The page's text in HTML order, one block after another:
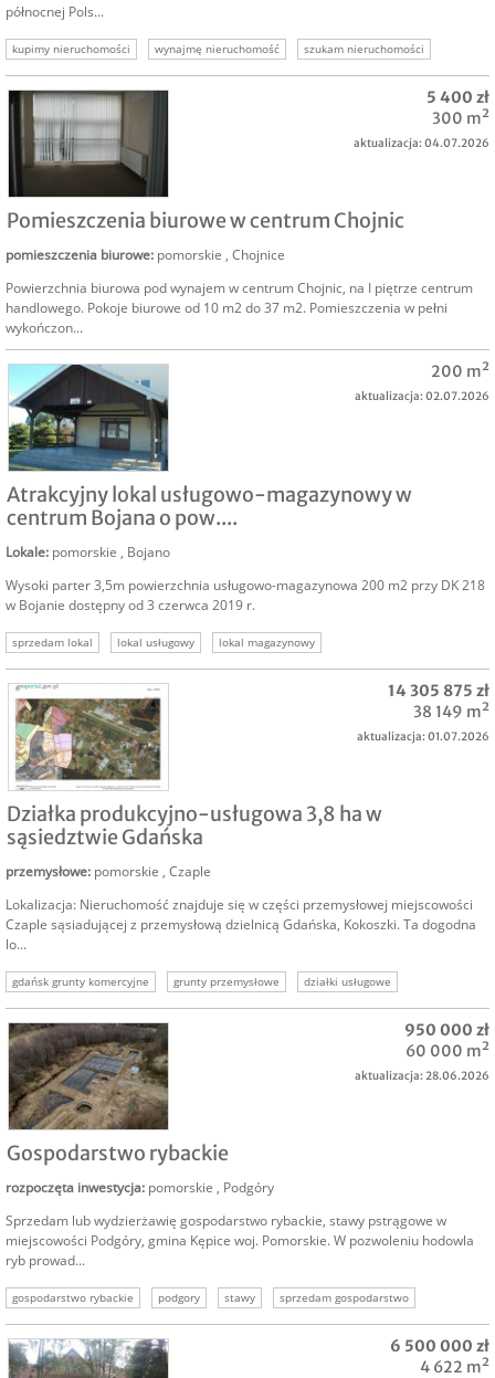
północnej Pols...
kupimy nieruchomości wynajmę nieruchomość
szukam nieruchomości
kupię nieruchomość komercyjną
kupię teren komercyjny kupimy tereny
Pomieszczenia biurowe w centrum Chojnic
pomieszczenia biurowe: pomorskie , Chojnice
Powierzchnia biurowa pod wynajem w centrum Chojnic, na I piętrze centrum
handlowego. Pokoje biurowe od 10 m2 do 37 m2. Pomieszczenia w pełni
wykończon...
5 400 zł
300 m²
aktualizacja: 04.07.2026
Atrakcyjny lokal usługowo-magazynowy w
centrum Bojana o pow....
Lokale: pomorskie , Bojano
Wysoki parter 3,5m powierzchnia usługowo-magazynowa 200 m2 przy DK 218
w Bojanie dostępny od 3 czerwca 2019 r.
sprzedam lokal lokal usługowy
lokal magazynowy
lokale komercyjne pomorskie
200 m²
aktualizacja: 02.07.2026
Działka produkcyjno-usługowa 3,8 ha w
sąsiedztwie Gdańska
przemysłowe: pomorskie , Czaple
Lokalizacja: Nieruchomość znajduje się w części przemysłowej miejscowości
Czaple sąsiadującej z przemysłową dzielnicą Gdańska, Kokoszki. Ta dogodna
lo...
gdańsk grunty komercyjne grunty przemysłowe
działki usługowe
działka przemysłowa
działka port działka lotnisko gdynia komercyjne
14 305 875 zł
38 149 m²
aktualizacja: 01.07.2026
Gospodarstwo rybackie
rozpoczęta inwestycja: pomorskie , Podgóry
Sprzedam lub wydzierżawię gospodarstwo rybackie, stawy pstrągowe w
miejscowości Podgóry, gmina Kępice woj. Pomorskie. W pozwoleniu hodowla
ryb prowad...
gospodarstwo rybackie podgory stawy
sprzedam gospodarstwo
hodowla ryb
sprzedam hodowlę sprzedam biznes
950 000 zł
60 000 m²
aktualizacja: 28.06.2026
6 500 000 zł
4 622 m²